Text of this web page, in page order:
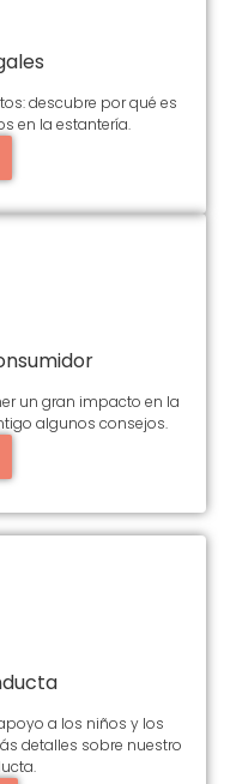
descubre por qué es
en la estantería.
un gran impacto en la
algunos consejos.
a los niños y los
detalles sobre nuestro